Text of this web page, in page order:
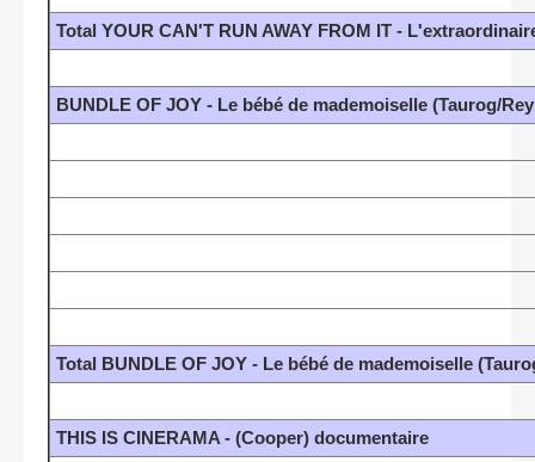
Total YOUR CAN'T RUN AWAY FROM IT -
BUNDLE OF JOY - Le bébé de mademoiselle (Taurog/
Total BUNDLE OF JOY - Le bébé de mademoiselle
THIS IS CINERAMA - (Cooper) documentaire